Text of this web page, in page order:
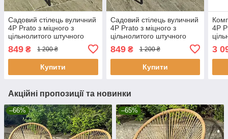
Садовий стілець вуличний
4P Prato з міцного з
цільнолитого штучного
балкона кафе саду дачі Ч
849 ₴ 1 200 ₴
Купити
Садовий стілець вуличний
4P Prato з міцного з
цільнолитого штучного
балкона кафе саду дачі С
849₴ 1 200 ₴
Купити
4P
для
3
Акційні пропозиції та новинки
–66% –65%